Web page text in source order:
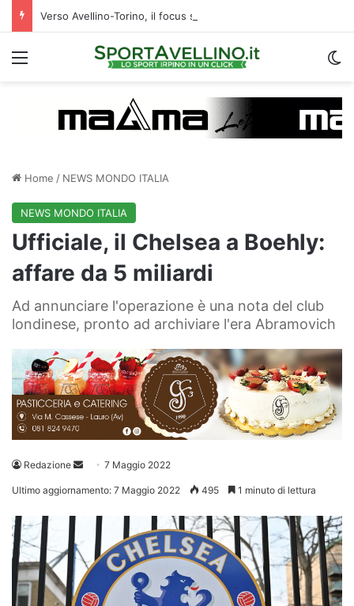
Verso Avellino-Torino, il focus sulla formazione granata
Menu
Home / NEWS MONDO ITALIA
NEWS MONDO ITALIA
Ufficiale, il Chelsea a Boehly:
affare da 5 miliardi
Ad annunciare l'operazione è una nota del club
londinese, pronto ad archiviare l'era Abramovich
Redazione
Invia 7 Maggio 2022
Ultimo aggiornamento: 7 Maggio 2022 495 1 minuto di lettura